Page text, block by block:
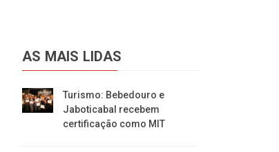
AS MAIS LIDAS
Turismo: Bebedouro e
Jaboticabal recebem
certificação como MIT